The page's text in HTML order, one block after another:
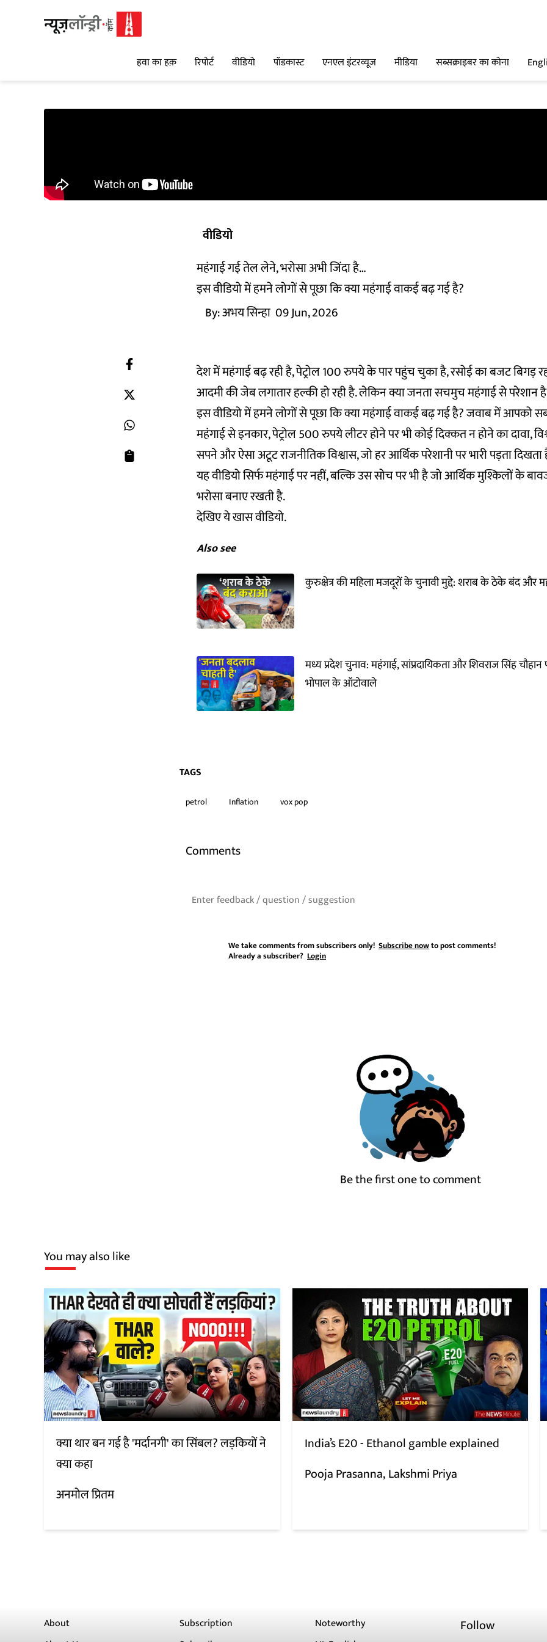
हवा का हक़ रिपोर्ट वीडियो पॉडकास्ट एनएल इंटरव्यूज मीडिया सब्सक्राइबर का कोना
वीडियो
महंगाई गई तेल लेने, भरोसा अभी जिंदा है…
इस वीडियो में हमने लोगों से पूछा कि क्या महंगाई वाकई बढ़ गई है?
By:अभय सिन्हा 09 Jun, 2026
देश में महंगाई बढ़ रही है, पेट्रोल 100 रुपये के पार पहुंच चुका है, रसोई का बजट बिगड़
आदमी की जेब लगातार हल्की हो रही है. लेकिन क्या जनता सचमुच महंगाई से परेशान
इस वीडियो में हमने लोगों से पूछा कि क्या महंगाई वाकई बढ़ गई है? जवाब में आपको
महंगाई से इनकार, पेट्रोल 500 रुपये लीटर होने पर भी कोई दिक्कत न होने का दावा,
सपने और ऐसा अटूट राजनीतिक विश्वास, जो हर आर्थिक परेशानी पर भारी पड़ता
यह वीडियो सिर्फ महंगाई पर नहीं, बल्कि उस सोच पर भी है जो आर्थिक मुश्किलों के
भरोसा बनाए रखती है.
देखिए ये खास वीडियो.
Also see
कुरुक्षेत्र की महिला मजदूरों के चुनावी मुद्दे: शराब के ठेके बंद और
मध्य प्रदेश चुनाव: महंगाई, सांप्रदायिकता और शिवराज सिंह
भोपाल के ऑटोवाले
TAGS
petrol Inflation vox pop
Comments
We take comments from subscribers only! Subscribe nowto post comments!
Already a subscriber? Login
Be the first one to comment
You may also like
क्या थार बन गई है 'मर्दानगी' का सिंबल? लड़कियों ने
क्या कहा
अनमोल प्रितम
India’s E20 - Ethanol gamble explained
Pooja Prasanna Lakshmi Priya
About
Subscription
Noteworthy
Follow